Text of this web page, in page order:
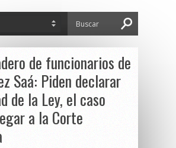
de funcionarios de
Saá: Piden declarar
de la Ley, el caso
a la Corte